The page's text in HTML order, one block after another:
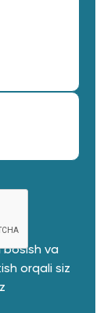
bosish va
orqali siz